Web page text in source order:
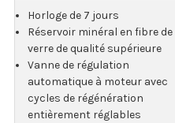
Horloge de 7 jours
Réservoir minéral en fibre de
verre de qualité supérieure
Vanne de régulation
automatique à moteur avec
cycles de régénération
entièrement réglables